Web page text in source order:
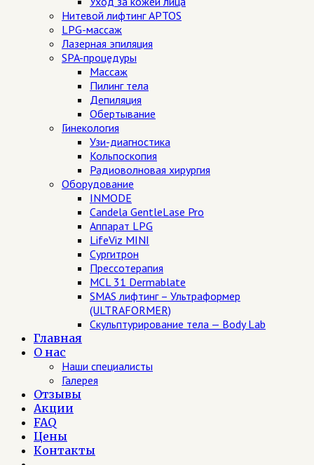
Нитевой лифтинг APTOS
LPG-массаж
Лазерная эпиляция
SPA-процедуры
Массаж
Пилинг тела
Депиляция
Обертывание
Гинекология
Узи-диагностика
Кольпоскопия
Радиоволновая хирургия
Оборудование
INMODE
Candela GentleLase Pro
Аппарат LPG
LifeViz MINI
Сургитрон
Прессотерапия
MCL 31 Dermablate
SMAS лифтинг – Ультраформер
(ULTRAFORMER)
Скульптурирование тела — Body Lab
Главная
О нас
Наши специалисты
Галерея
Отзывы
Акции
FAQ
Цены
Контакты